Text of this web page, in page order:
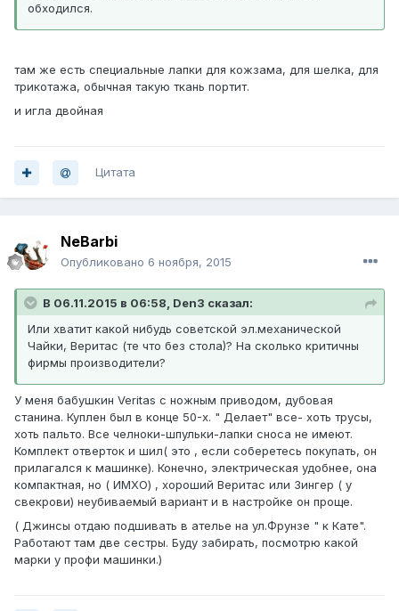
обходился.
там же есть специальные лапки для кожзама, для шелка, для
трикотажа, обычная такую ткань портит.
и игла двойная
Цитата
NeBarbi
Опубликовано 6 ноября, 2015
В 06.11.2015 в 06:58, Den3 сказал:
Или хватит какой нибудь советской эл.механической
Чайки, Веритас (те что без стола)? На сколько критичны
фирмы производители?
У меня бабушкин Veritas с ножным приводом, дубовая
станина. Куплен был в конце 50-х. " Делает" все- хоть трусы,
хоть пальто. Все челноки-шпульки-лапки сноса не имеют.
Комплект отверток и шил( это , если соберетесь покупать, он
прилагался к машинке). Конечно, электрическая удобнее, она
компактная, но ( ИМХО) , хороший Веритас или Зингер ( у
свекрови) неубиваемый вариант и в настройке он проще.
( Джинсы отдаю подшивать в ателье на ул.Фрунзе " к Кате".
Работают там две сестры. Буду забирать, посмотрю какой
марки у профи машинки.)